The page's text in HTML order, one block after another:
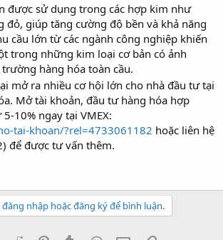
được sử dụng trong các hợp kim như
đỏ, giúp tăng cường độ bền và khả năng
cầu lớn từ các ngành công nghiệp khiến
trong những kim loại cơ bản có ảnh
hàng hóa toàn cầu.
mở ra nhiều cơ hội lớn cho nhà đầu tư tại
Mở tài khoản, đầu tư hàng hóa hợp
10% ngay tại VMEX:
tai-khoan/?rel=4733061182 hoặc liên hệ
để được tư vấn thêm.
đăng nhập hoặc đăng ký để bình luận.